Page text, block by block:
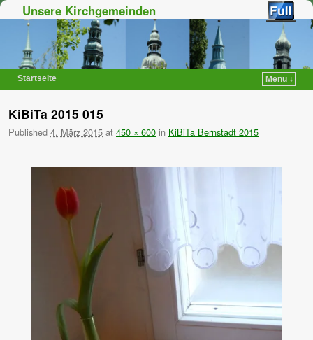
Unsere Kirchgemeinden
Startseite
Menü ↓
KiBiTa 2015 015
Published 4. März 2015 at 450 × 600 in KiBiTa Bernstadt 2015